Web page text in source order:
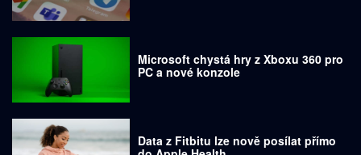
Microsoft chystá hry z Xboxu 360 pro
PC a nové konzole
Data z Fitbitu lze nově posílat přímo